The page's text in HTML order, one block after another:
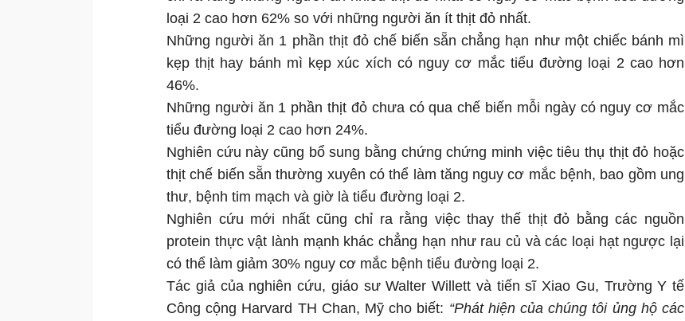
loại 2 cao hơn 62% so với những người ăn ít thịt đỏ nhất.
Những người ăn 1 phần thịt đỏ chế biến sẵn chẳng hạn như một chiếc bánh mì
kẹp thịt hay bánh mì kẹp xúc xích có nguy cơ mắc tiểu đường loại 2 cao hơn
46%.
Những người ăn 1 phần thịt đỏ chưa có qua chế biến mỗi ngày có nguy cơ mắc
tiểu đường loại 2 cao hơn 24%.
Nghiên cứu này cũng bổ sung bằng chứng chứng minh việc tiêu thụ thịt đỏ hoặc
thịt chế biến sẵn thường xuyên có thể làm tăng nguy cơ mắc bệnh, bao gồm ung
thư, bệnh tim mạch và giờ là tiểu đường loại 2.
Nghiên cứu mới nhất cũng chỉ ra rằng việc thay thế thịt đỏ bằng các nguồn
protein thực vật lành mạnh khác chẳng hạn như rau củ và các loại hạt ngược lại
có thể làm giảm 30% nguy cơ mắc bệnh tiểu đường loại 2.
Tác giả của nghiên cứu, giáo sư Walter Willett và tiến sĩ Xiao Gu, Trường Y tế
Công cộng Harvard TH Chan, Mỹ cho biết: “Phát hiện của chúng tôi ủng hộ các